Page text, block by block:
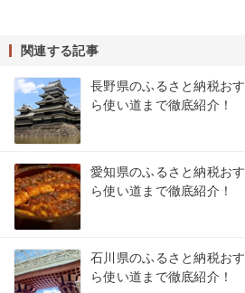
関連する記事
長野県のふるさと納税お
ら使い道まで徹底紹介！
愛知県のふるさと納税お
ら使い道まで徹底紹介！
石川県のふるさと納税お
ら使い道まで徹底紹介！